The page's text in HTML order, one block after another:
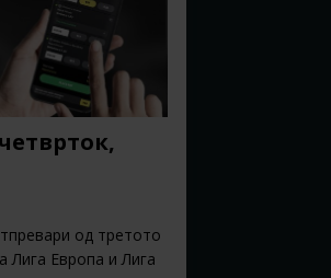
од третото
Лига Европа и Лига